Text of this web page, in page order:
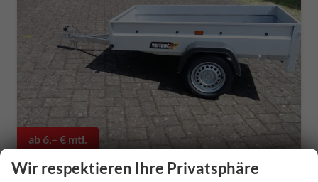
ab 6,– € mtl.
Wir respektieren Ihre Privatsphäre